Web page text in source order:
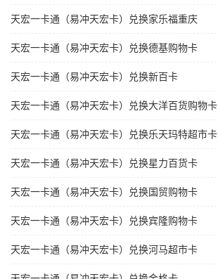
天宏一卡通（易冲天宏卡）兑换家乐福重庆
天宏一卡通（易冲天宏卡）兑换德基购物卡
天宏一卡通（易冲天宏卡）兑换新百卡
天宏一卡通（易冲天宏卡）兑换大洋百货购物卡
天宏一卡通（易冲天宏卡）兑换乐天玛特超市卡
天宏一卡通（易冲天宏卡）兑换星力百货卡
天宏一卡通（易冲天宏卡）兑换国贸购物卡
天宏一卡通（易冲天宏卡）兑换宾隆购物卡
天宏一卡通（易冲天宏卡）兑换河马超市卡